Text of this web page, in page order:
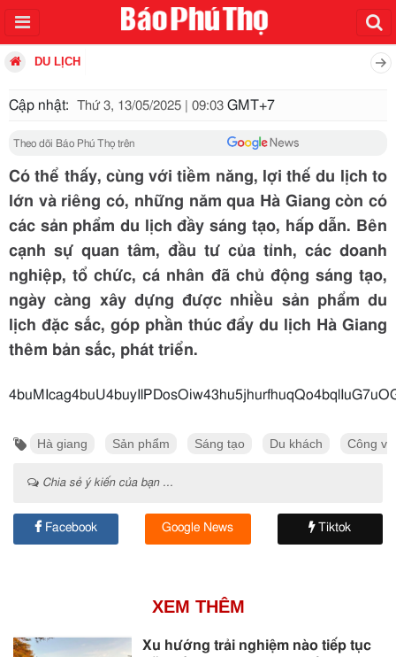
DU LỊCH
Cập nhật: Thứ 3, 13/05/2025 | 09:03 GMT+7
Theo dõi Báo Phú Thọ trên
Có thể thấy, cùng với tiềm năng, lợi thế du lịch to
lớn và riêng có, những năm qua Hà Giang còn có
các sản phẩm du lịch đầy sáng tạo, hấp dẫn. Bên
cạnh sự quan tâm, đầu tư của tỉnh, các doanh
nghiệp, tổ chức, cá nhân đã chủ động sáng tạo,
ngày càng xây dựng được nhiều sản phẩm du
lịch đặc sắc, góp phần thúc đẩy du lịch Hà Giang
thêm bản sắc, phát triển.
Hà giang Sản phẩm Sáng tạo Du khách Công
Chia sẻ ý kiến của bạn ...
Facebook Google News Tiktok
XEM THÊM
Xu hướng trải nghiệm nào tiếp tục